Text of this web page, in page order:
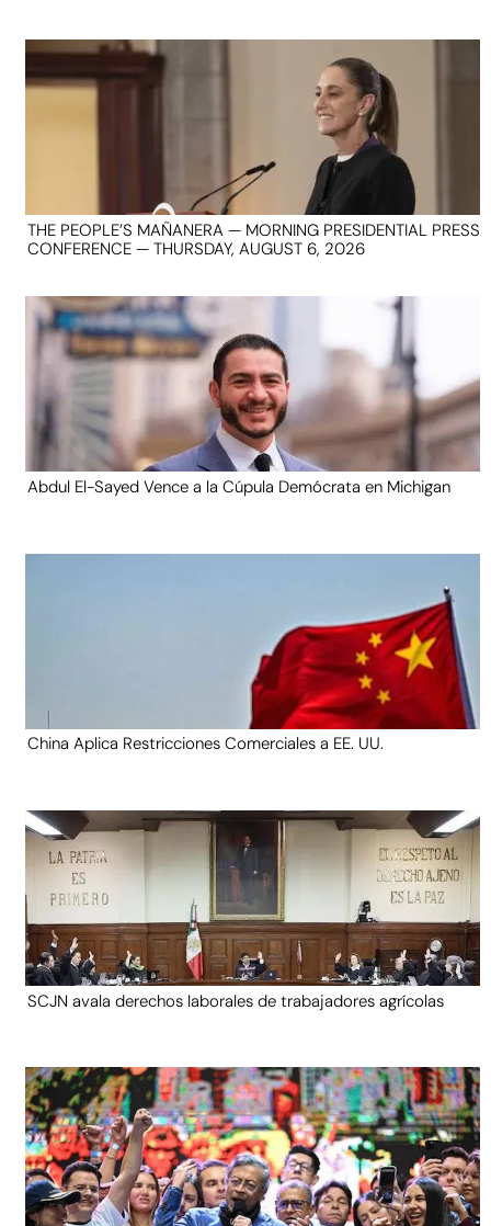
THE PEOPLE’S MAÑANERA — MORNING PRESIDENTIAL PRESS
CONFERENCE — THURSDAY, AUGUST 6, 2026
Abdul El-Sayed Vence a la Cúpula Demócrata en Michigan
China Aplica Restricciones Comerciales a EE. UU.
SCJN avala derechos laborales de trabajadores agrícolas